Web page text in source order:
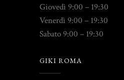
Giovedì 9:00 – 19:30
Venerdì 9:00 – 19:30
Sabato 9:00 – 19:30
GIKI ROMA